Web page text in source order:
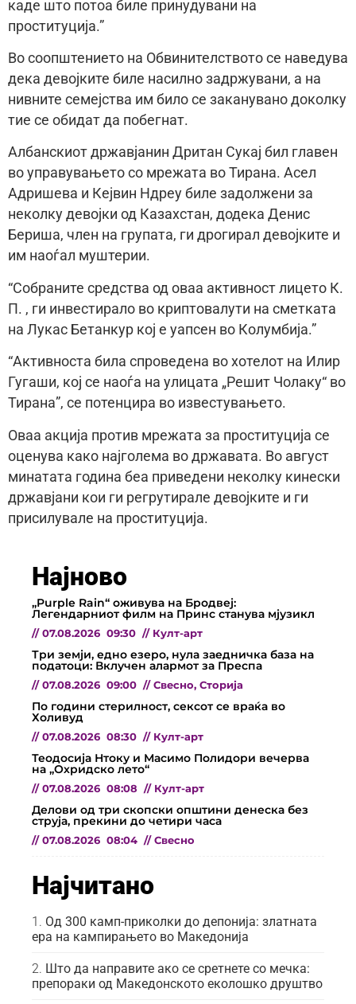
каде што потоа биле принудувани на
проституција.”
Во соопштението на Обвинителството се наведува
дека девојките биле насилно задржувани, а на
нивните семејства им било се заканувано доколку
тие се обидат да побегнат.
Албанскиот државјанин Дритан Сукај бил главен
во управувањето со мрежата во Тирана. Асел
Адришева и Кејвин Ндреу биле задолжени за
неколку девојки од Казахстан, додека Денис
Бериша, член на групата, ги дрогирал девојките и
им наоѓал муштерии.
“Собраните средства од оваа активност лицето К.
П. , ги инвестирало во криптовалути на сметката
на Лукас Бетанкур кој е уапсен во Колумбија.”
“Активноста била спроведена во хотелот на Илир
Гугаши, кој се наоѓа на улицата „Решит Чолаку“ во
Тирана”, се потенцира во известувањето.
Оваа акција против мрежата за проституција се
оценува како најголема во државата. Во август
минатата година беа приведени неколку кинески
државјани кои ги регрутирале девојките и ги
присилувале на проституција.
Најново
„Purple Rain“ оживува на Бродвеј:
Легендарниот филм на Принс станува мјузикл
// 07.08.2026 09:30 // Култ-арт
Три земји, едно езеро, нула заедничка база на
податоци: Вклучен алармот за Преспа
// 07.08.2026 09:00 // Свесно, Сторија
По години стерилност, сексот се враќа во
Холивуд
// 07.08.2026 08:30 // Култ-арт
Теодосија Нтоку и Масимо Полидори вечерва
на „Охридско лето“
// 07.08.2026 08:08 // Култ-арт
Делови од три скопски општини денеска без
струја, прекини до четири часа
// 07.08.2026 08:04 // Свесно
Најчитано
Од 300 камп-приколки до депонија: златната
ера на кампирањето во Македонија
Што да направите ако се сретнете со мечка:
препораки од Македонското еколошко друштво